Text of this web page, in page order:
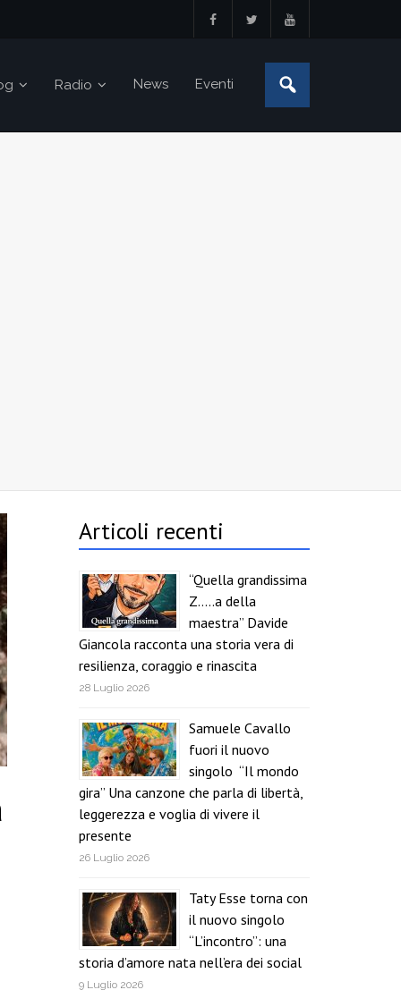
Radio News Eventi
Articoli recenti
“Quella grandissima
Z…..a della
maestra” Davide
Giancola racconta una storia vera di
resilienza, coraggio e rinascita
28 Luglio 2026
Samuele Cavallo
fuori il nuovo
singolo “Il mondo
gira” Una canzone che parla di libertà,
leggerezza e voglia di vivere il
presente
26 Luglio 2026
Taty Esse torna con
il nuovo singolo
“L’incontro”: una
storia d’amore nata nell’era dei social
9 Luglio 2026